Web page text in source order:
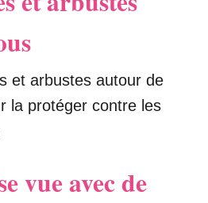
et arbustes autour de
la protéger contre les
vue avec de